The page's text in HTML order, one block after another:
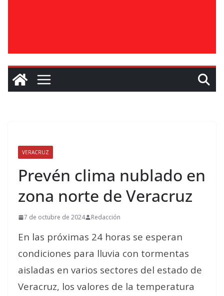
VERACRUZ
Prevén clima nublado en
zona norte de Veracruz
7 de octubre de 2024 Redacción
En las próximas 24 horas se esperan
condiciones para lluvia con tormentas
aisladas en varios sectores del estado de
Veracruz, los valores de la temperatura